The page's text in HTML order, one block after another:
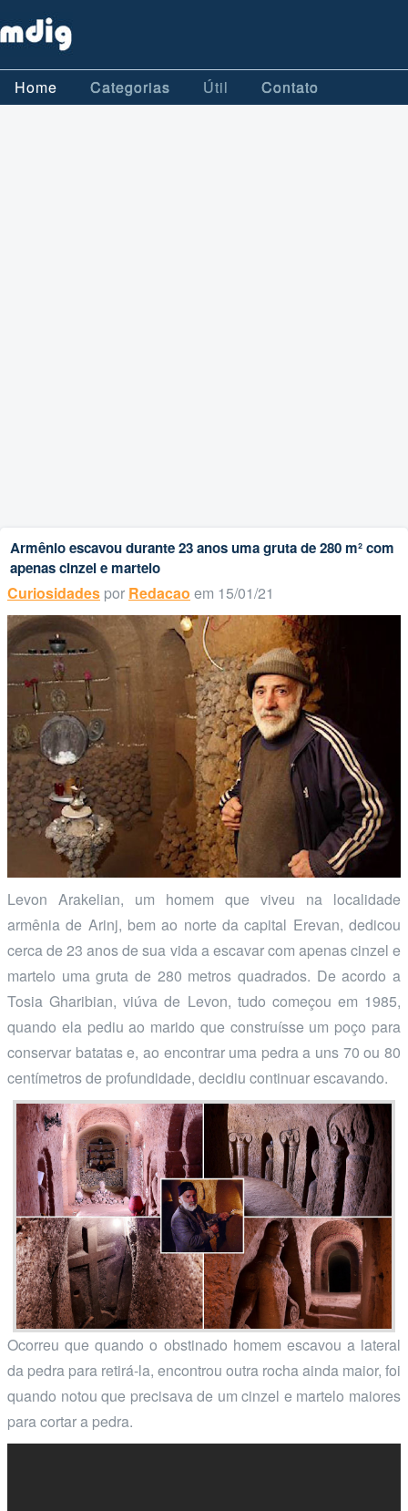
Home Categorias Útil Contato
Armênio escavou durante 23 anos uma gruta de 280 m² com
apenas cinzel e martelo
Curiosidades por Redacao em 15/01/21
Levon Arakelian, um homem que viveu na localidade
armênia de Arinj, bem ao norte da capital Erevan, dedicou
cerca de 23 anos de sua vida a escavar com apenas cinzel e
martelo uma gruta de 280 metros quadrados. De acordo a
Tosia Gharibian, viúva de Levon, tudo começou em 1985,
quando ela pediu ao marido que construísse um poço para
conservar batatas e, ao encontrar uma pedra a uns 70 ou 80
centímetros de profundidade, decidiu continuar escavando.
Ocorreu que quando o obstinado homem escavou a lateral
da pedra para retirá-la, encontrou outra rocha ainda maior, foi
quando notou que precisava de um cinzel e martelo maiores
para cortar a pedra.